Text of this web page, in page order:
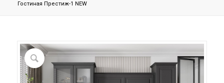
Гостиная Престиж-1 NEW